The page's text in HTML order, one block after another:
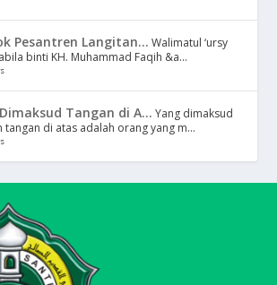
Pesantren Langitan... Walimatul ‘ursy
binti KH. Muhammad Faqih &a...
Tangan di A... Yang dimaksud
tangan di atas adalah orang yang m...